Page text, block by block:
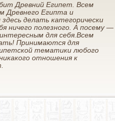
Древний Египет. Всем
Древнего Египта и
делать категорически
ничего полезного. А посему —
для себя.Всем
Принимаются для
тематики любого
отношения к